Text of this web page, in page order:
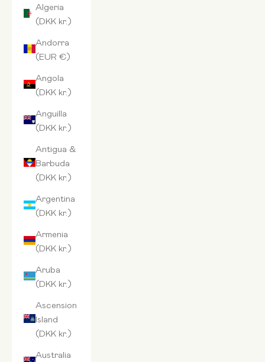
Algeria
(DKK kr.)
Andorra
(EUR €)
Angola
(DKK kr.)
Anguilla
(DKK kr.)
Antigua &
Barbuda
(DKK kr.)
Argentina
(DKK kr.)
Armenia
(DKK kr.)
Aruba
(DKK kr.)
Ascension
Island
(DKK kr.)
Australia